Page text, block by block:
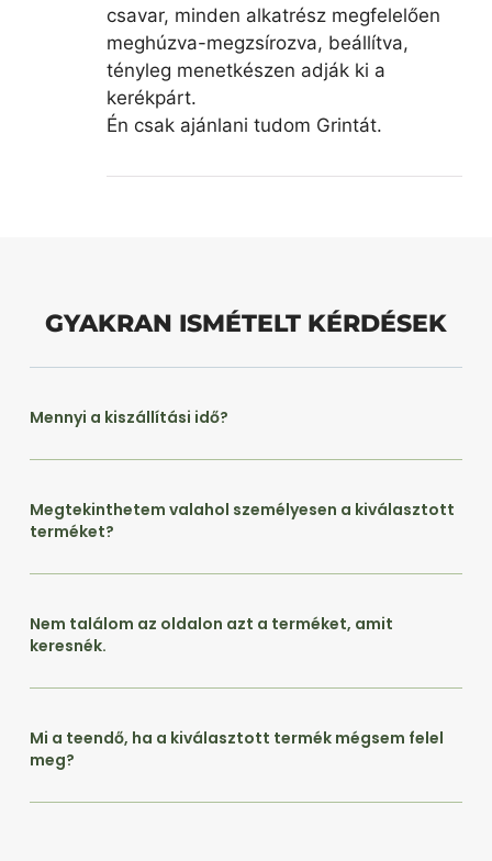
csavar, minden alkatrész megfelelően
meghúzva-megzsírozva, beállítva,
tényleg menetkészen adják ki a
kerékpárt.
Én csak ajánlani tudom Grintát.
GYAKRAN ISMÉTELT KÉRDÉSEK
Mennyi a kiszállítási idő?
Megtekinthetem valahol személyesen a kiválasztott
terméket?
Nem találom az oldalon azt a terméket, amit
keresnék.
Mi a teendő, ha a kiválasztott termék mégsem felel
meg?